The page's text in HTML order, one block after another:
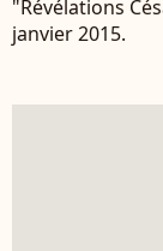
"Révélations
janvier 2015.